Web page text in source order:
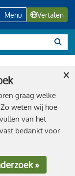
Menu Vertalen
graag welke
weten wij hoe
van het
bedankt voor
»
×